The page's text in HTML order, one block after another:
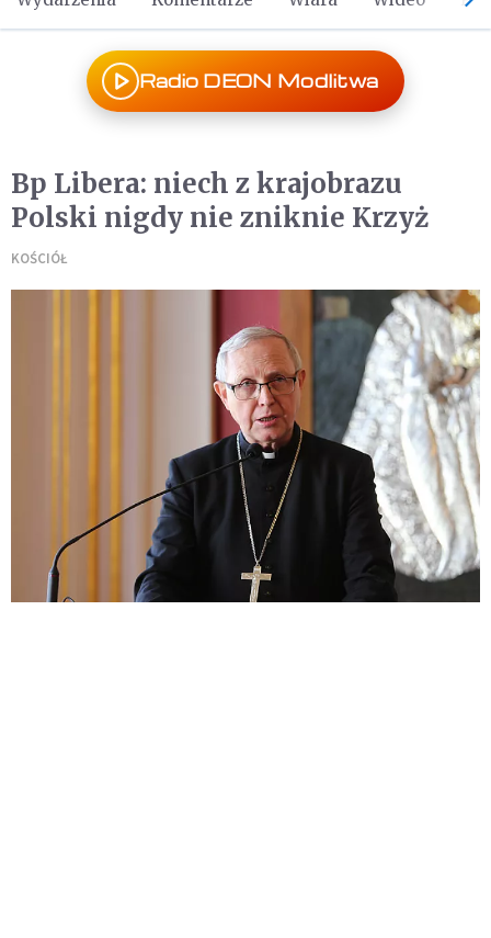
Radio DEON Modlitwa
Bp Libera: niech z krajobrazu
Polski nigdy nie zniknie Krzyż
KOŚCIÓŁ